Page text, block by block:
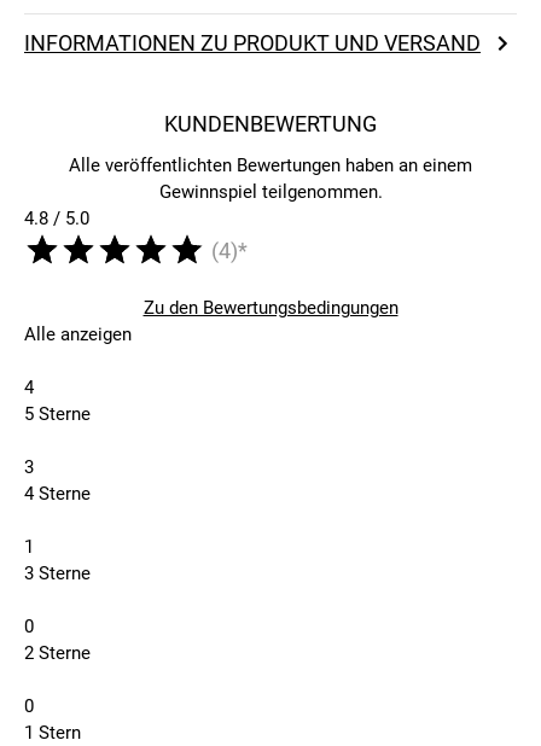
INFORMATIONEN ZU PRODUKT UND VERSAND
KUNDENBEWERTUNG
Alle veröffentlichten Bewertungen haben an einem
Gewinnspiel teilgenommen.
4.8 / 5.0
(4)*
Zu den Bewertungsbedingungen
Alle anzeigen
4
5 Sterne
3
4 Sterne
1
3 Sterne
0
2 Sterne
0
1 Stern